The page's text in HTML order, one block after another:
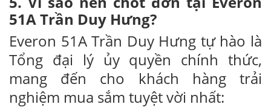
51A Trần Duy Hưng?
Everon 51A Trần Duy Hưng tự hào là
Tổng đại lý ủy quyền chính thức,
mang đến cho khách hàng trải
nghiệm mua sắm tuyệt vời nhất: